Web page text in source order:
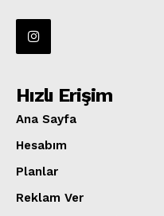
Hızlı Erişim
Ana Sayfa
Hesabım
Planlar
Reklam Ver